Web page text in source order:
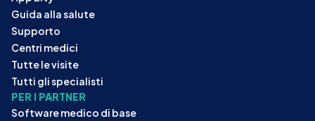
Guida alla salute
Supporto
Centri medici
Tutte le visite
Tutti gli specialisti
PER I PARTNER
Software medico di base